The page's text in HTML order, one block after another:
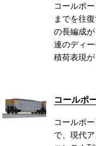
コールポ
までを往
の長編成
連のディ
積荷表現
コールポ
コールポ
で、現代